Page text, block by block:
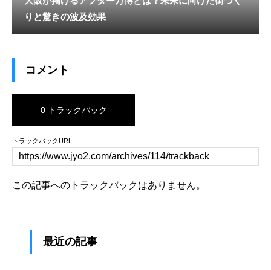
りと驚きの波及効果
コメント
0 トラックバック
トラックバックURL
この記事へのトラックバックはありません。
最近の記事